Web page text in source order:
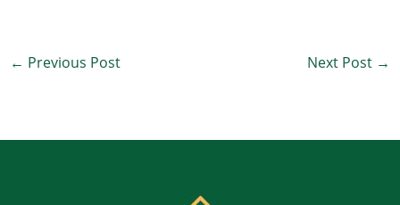
← Previous Post Next Post →